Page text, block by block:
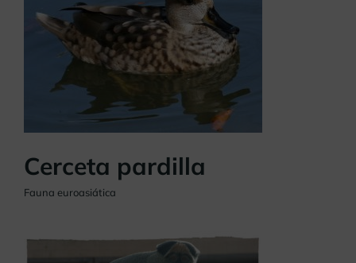
Cerceta pardilla
Fauna euroasiática